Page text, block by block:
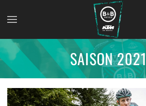
SAISON 2021